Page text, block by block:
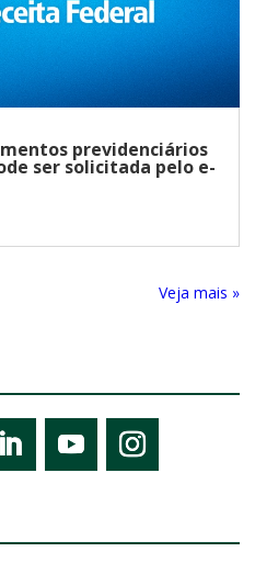
previdenciários
ser solicitada pelo e-
Próximas Entradas »